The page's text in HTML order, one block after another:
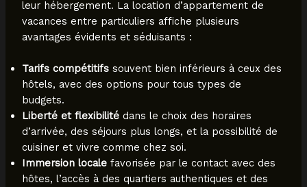
leur hébergement. La location d’appartement de
vacances entre particuliers affiche plusieurs
avantages évidents et séduisants :
Tarifs compétitifssouvent bien inférieurs à ceux des
hôtels, avec des options pour tous types de
budgets.
Liberté et flexibilitédans le choix des horaires
d’arrivée, des séjours plus longs, et la possibilité de
cuisiner et vivre comme chez soi.
Immersion localefavorisée par le contact avec des
hôtes, l’accès à des quartiers authentiques et des